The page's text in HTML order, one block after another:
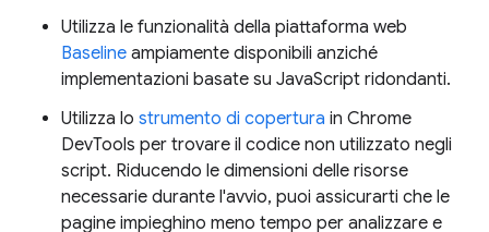
Utilizza le funzionalità della piattaforma web
Baseline ampiamente disponibili anziché
implementazioni basate su JavaScript ridondanti.
Utilizza lo strumento di copertura in Chrome
DevTools per trovare il codice non utilizzato negli
script. Riducendo le dimensioni delle risorse
necessarie durante l'avvio, puoi assicurarti che le
pagine impieghino meno tempo per analizzare e